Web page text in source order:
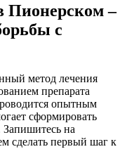
Пионерском –
с
метод лечения
препарата
опытным
сформировать
Запишитесь на
сделать первый шаг к